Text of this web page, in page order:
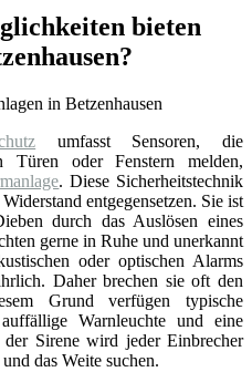
bieten
umfasst Sensoren, die
Türen oder Fenstern melden,
. Diese Sicherheitstechnik
entgegensetzen. Sie ist
durch das Auslösen eines
gerne in Ruhe und unerkannt
oder optischen Alarms
Daher brechen sie oft den
Grund verfügen typische
Warnleuchte und eine
der Sirene wird jeder Einbrecher
das Weite suchen.